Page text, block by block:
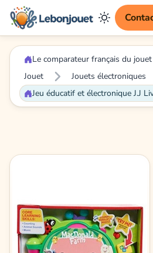
Le comparateur français du
Jouet
Jouets électroniques